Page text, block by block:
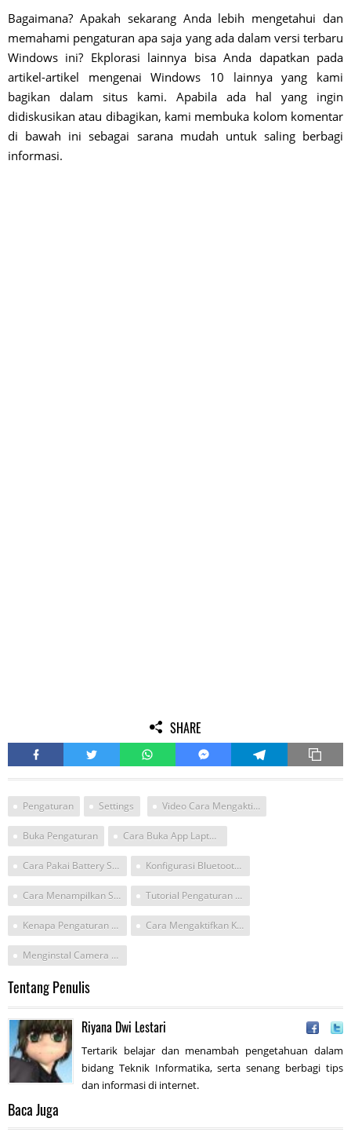
Bagaimana? Apakah sekarang Anda lebih mengetahui dan
memahami pengaturan apa saja yang ada dalam versi terbaru
Windows ini? Ekplorasi lainnya bisa Anda dapatkan pada
artikel-artikel mengenai Windows 10 lainnya yang kami
bagikan dalam situs kami. Apabila ada hal yang ingin
didiskusikan atau dibagikan, kami membuka kolom komentar
di bawah ini sebagai sarana mudah untuk saling berbagi
informasi.
SHARE
Pengaturan Settings Video Cara Mengaktifkan Komputer Window 10 Usb Ke Internet
Buka Pengaturan Cara Buka App Laptop Asus
Cara Pakai Battery Saver Di Pc Konfigurasi Bluetooth Win 10
Cara Menampilkan Setting Pengguna Tutorial Pengaturan Jaringan Internet Di Window 10
Kenapa Pengaturan Dilaptop Tidak Dapat Dibuka? Untuk Windows 10 Cara Mengaktifkan Kamera Laptop Windows 10
Menginstal Camera Windows 10
Tentang Penulis
Riyana Dwi Lestari
Tertarik belajar dan menambah pengetahuan dalam
bidang Teknik Informatika, serta senang berbagi tips
dan informasi di internet.
Baca Juga